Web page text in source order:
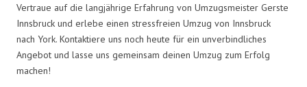
Vertraue auf die langjährige Erfahrung von Umzugsmeister Gerste
Innsbruck und erlebe einen stressfreien Umzug von Innsbruck
nach York. Kontaktiere uns noch heute für ein unverbindliches
Angebot und lasse uns gemeinsam deinen Umzug zum Erfolg
machen!